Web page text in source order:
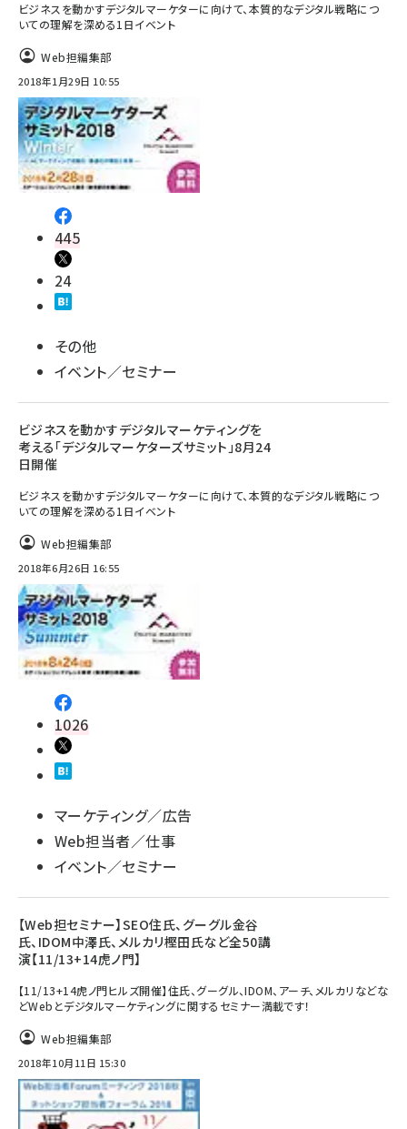
ビジネスを動かすデジタルマーケターに向けて、本質的なデジタル戦略につ
いての理解を深める1日イベント
Web担編集部
2018年1月29日 10:55
445
24
その他
イベント／セミナー
ビジネスを動かすデジタルマーケティングを
考える「デジタルマーケターズサミット」8月24
日開催
ビジネスを動かすデジタルマーケターに向けて、本質的なデジタル戦略につ
いての理解を深める1日イベント
Web担編集部
2018年6月26日 16:55
1026
マーケティング／広告
Web担当者／仕事
イベント／セミナー
【Web担セミナー】SEO住氏、グーグル金谷
氏、IDOM中澤氏、メルカリ樫田氏など全50講
演【11/13+14虎ノ門】
【11/13+14虎ノ門ヒルズ開催】住氏、グーグル、IDOM、アーチ、メルカリなどな
どWebとデジタルマーケティングに関するセミナー満載です！
Web担編集部
2018年10月11日 15:30